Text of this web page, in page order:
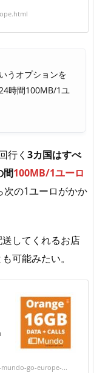
うオプションを
時間100MB/1ユ
行く 3カ国はすべ
間100MB/1ユーロ
次の1ユーロがかか
してくれるお店
可能みたい。
go-europe-...